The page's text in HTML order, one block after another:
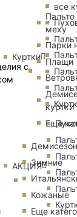
с
Пальто
меху
Парки
Плащи
куртки
Еще
Зимние
Кожаные
Еще
Куртки
все
АКЦИЯ